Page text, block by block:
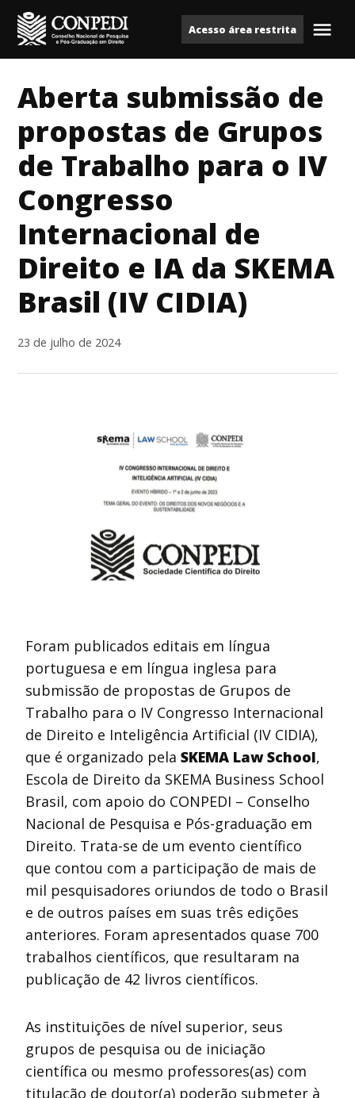
para
o
ConpediAcesso área restrita
Aberta submissão de
propostas de Grupos
de Trabalho para o IV
Congresso
Internacional de
Direito e IA da SKEMA
Brasil (IV CIDIA)
23 de julho de 2024
Foram publicados editais em língua
portuguesa e em língua inglesa para
submissão de propostas de Grupos de
Trabalho para o IV Congresso Internacional
de Direito e Inteligência Artificial (IV CIDIA),
que é organizado pelaSKEMA Law School,
Escola de Direito da SKEMA Business School
Brasil, com apoio do CONPEDI – Conselho
Nacional de Pesquisa e Pós-graduação em
Direito. Trata-se de um evento científico
que contou com a participação de mais de
mil pesquisadores oriundos de todo o Brasil
e de outros países em suas três edições
anteriores. Foram apresentados quase 700
trabalhos científicos, que resultaram na
publicação de 42 livros científicos.
As instituições de nível superior, seus
grupos de pesquisa ou de iniciação
científica ou mesmo professores(as) com
titulação de doutor(a) poderão submeter à